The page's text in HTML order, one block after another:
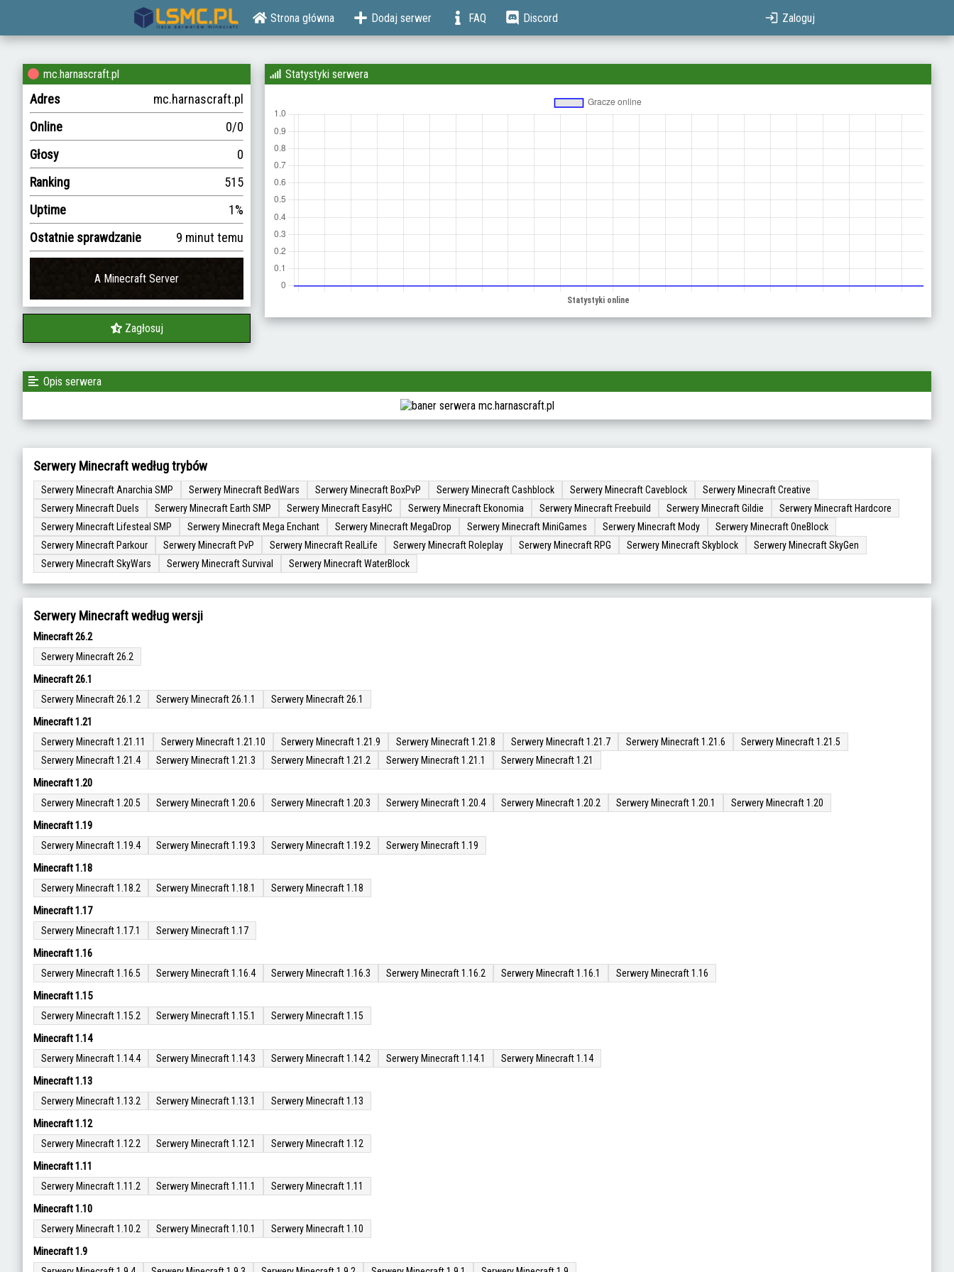
Strona główna Dodaj serwer FAQ Discord Zaloguj
mc.harnascraft.pl
Adres
mc.harnascraft.pl
Online
0/0
Głosy
0
Ranking
515
Uptime
1%
Ostatnie sprawdzanie
9 minut temu
A Minecraft Server
Zagłosuj
Statystyki serwera
Opis serwera
Serwery Minecraft według trybów
Serwery Minecraft Anarchia SMP Serwery Minecraft BedWars Serwery Minecraft BoxPvP Serwery Minecraft Cashblock Serwery Minecraft Caveblock
Serwery Minecraft Creative
Serwery Minecraft Duels
Serwery Minecraft Earth SMP Serwery Minecraft EasyHC Serwery Minecraft Ekonomia Serwery Minecraft Freebuild Serwery Minecraft Gildie
Serwery Minecraft Hardcore
Serwery Minecraft Lifesteal SMP
Serwery Minecraft Mega Enchant Serwery Minecraft MegaDrop Serwery Minecraft MiniGames Serwery Minecraft Mody
Serwery Minecraft OneBlock
Serwery Minecraft Parkour
Serwery Minecraft PvP Serwery Minecraft RealLife Serwery Minecraft Roleplay Serwery Minecraft RPG Serwery Minecraft Skyblock
Serwery Minecraft SkyGen
Serwery Minecraft SkyWars
Serwery Minecraft Survival Serwery Minecraft WaterBlock
Serwery Minecraft według wersji
Minecraft 26.2
Serwery Minecraft 26.2
Minecraft 26.1
Serwery Minecraft 26.1.2 Serwery Minecraft 26.1.1 Serwery Minecraft 26.1
Minecraft 1.21
Serwery Minecraft 1.21.11 Serwery Minecraft 1.21.10 Serwery Minecraft 1.21.9 Serwery Minecraft 1.21.8 Serwery Minecraft 1.21.7 Serwery Minecraft 1.21.6
Serwery Minecraft 1.21.5
Serwery Minecraft 1.21.4
Serwery Minecraft 1.21.3 Serwery Minecraft 1.21.2 Serwery Minecraft 1.21.1 Serwery Minecraft 1.21
Minecraft 1.20
Serwery Minecraft 1.20.5 Serwery Minecraft 1.20.6 Serwery Minecraft 1.20.3 Serwery Minecraft 1.20.4 Serwery Minecraft 1.20.2 Serwery Minecraft 1.20.1 Serwery Minecraft 1.20
Minecraft 1.19
Serwery Minecraft 1.19.4 Serwery Minecraft 1.19.3 Serwery Minecraft 1.19.2 Serwery Minecraft 1.19
Minecraft 1.18
Serwery Minecraft 1.18.2 Serwery Minecraft 1.18.1 Serwery Minecraft 1.18
Minecraft 1.17
Serwery Minecraft 1.17.1 Serwery Minecraft 1.17
Minecraft 1.16
Serwery Minecraft 1.16.5 Serwery Minecraft 1.16.4 Serwery Minecraft 1.16.3 Serwery Minecraft 1.16.2 Serwery Minecraft 1.16.1 Serwery Minecraft 1.16
Minecraft 1.15
Serwery Minecraft 1.15.2 Serwery Minecraft 1.15.1 Serwery Minecraft 1.15
Minecraft 1.14
Serwery Minecraft 1.14.4 Serwery Minecraft 1.14.3 Serwery Minecraft 1.14.2 Serwery Minecraft 1.14.1 Serwery Minecraft 1.14
Minecraft 1.13
Serwery Minecraft 1.13.2 Serwery Minecraft 1.13.1 Serwery Minecraft 1.13
Minecraft 1.12
Serwery Minecraft 1.12.2 Serwery Minecraft 1.12.1 Serwery Minecraft 1.12
Minecraft 1.11
Serwery Minecraft 1.11.2 Serwery Minecraft 1.11.1 Serwery Minecraft 1.11
Minecraft 1.10
Serwery Minecraft 1.10.2 Serwery Minecraft 1.10.1 Serwery Minecraft 1.10
Minecraft 1.9